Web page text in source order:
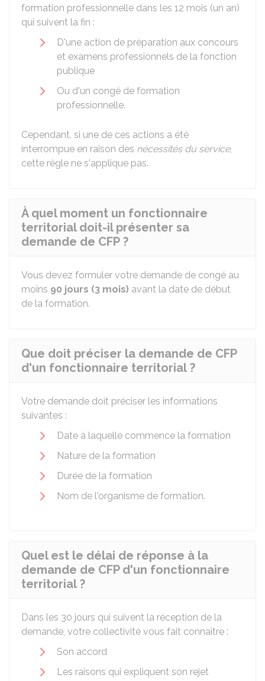
formation professionnelle dans les 12 mois (un an)
qui suivent la fin :
D'une action de préparation aux concours
et examens professionnels de la fonction
publique
Ou d'un congé de formation
professionnelle.
Cependant, si une de ces actions a été
interrompue en raison des nécessités du service,
cette règle ne s'applique pas.
À quel moment un fonctionnaire
territorial doit-il présenter sa
demande de CFP ?
Vous devez formuler votre demande de congé au
moins 90 jours (3 mois) avant la date de début
de la formation.
Que doit préciser la demande de CFP
d'un fonctionnaire territorial ?
Votre demande doit préciser les informations
suivantes :
Date à laquelle commence la formation
Nature de la formation
Durée de la formation
Nom de l'organisme de formation.
Quel est le délai de réponse à la
demande de CFP d'un fonctionnaire
territorial ?
Dans les 30 jours qui suivent la réception de la
demande, votre collectivité vous fait connaître :
Son accord
Les raisons qui expliquent son rejet